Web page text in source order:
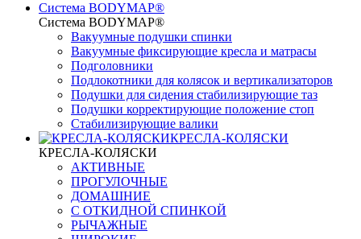
Система BODYMAP®
Система BODYMAP®
Вакуумные подушки спинки
Вакуумные фиксирующие кресла и матрасы
Подголовники
Подлокотники для колясок и вертикализаторов
Подушки для сидения стабилизирующие таз
Подушки корректирующие положение стоп
Стабилизирующие валики
КРЕСЛА-КОЛЯСКИ
КРЕСЛА-КОЛЯСКИ
АКТИВНЫЕ
ПРОГУЛОЧНЫЕ
ДОМАШНИЕ
С ОТКИДНОЙ СПИНКОЙ
РЫЧАЖНЫЕ